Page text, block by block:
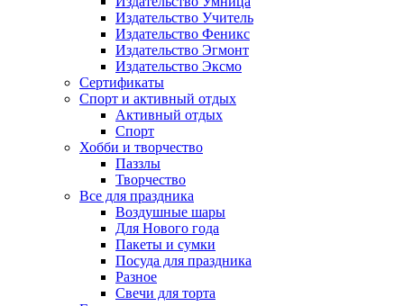
Издательство Учитель
Издательство Феникс
Издательство Эгмонт
Издательство Эксмо
Сертификаты
Спорт и активный отдых
Активный отдых
Спорт
Хобби и творчество
Паззлы
Творчество
Все для праздника
Воздушные шары
Для Нового года
Пакеты и сумки
Посуда для праздника
Разное
Свечи для торта